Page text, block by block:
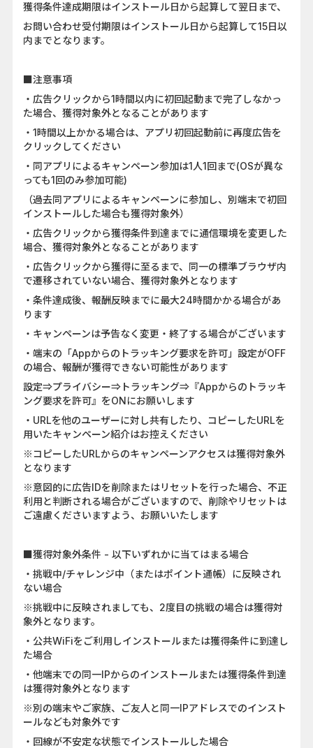
獲得条件達成期限はインストール日から起算して翌日まで、
お問い合わせ受付期限はインストール日から起算して15日以
内までとなります。
■注意事項
・広告クリックから1時間以内に初回起動まで完了しなかっ
た場合、獲得対象外となることがあります
・1時間以上かかる場合は、アプリ初回起動前に再度広告を
クリックしてください
・同アプリによるキャンペーン参加は1人1回まで(OSが異な
っても1回のみ参加可能)
（過去同アプリによるキャンペーンに参加し、別端末で初回
インストールした場合も獲得対象外）
・広告クリックから獲得条件到達までに通信環境を変更した
場合、獲得対象外となることがあります
・広告クリックから獲得に至るまで、同一の標準ブラウザ内
で遷移されていない場合、獲得対象外となります
・条件達成後、報酬反映までに最大24時間かかる場合があ
ります
・キャンペーンは予告なく変更・終了する場合がございます
・端末の「Appからのトラッキング要求を許可」設定がOFF
の場合、報酬が獲得できない可能性があります
設定⇒プライバシー⇒トラッキング⇒『Appからのトラッキ
ング要求を許可』をONにお願いします
・URLを他のユーザーに対し共有したり、コピーしたURLを
用いたキャンペーン紹介はお控えください
※コピーしたURLからのキャンペーンアクセスは獲得対象外
となります
※意図的に広告IDを削除またはリセットを行った場合、不正
利用と判断される場合がございますので、削除やリセットは
ご遠慮くださいますよう、お願いいたします
■獲得対象外条件 - 以下いずれかに当てはまる場合
・挑戦中/チャレンジ中（またはポイント通帳）に反映され
ない場合
※挑戦中に反映されましても、2度目の挑戦の場合は獲得対
象外となります。
・公共WiFiをご利用しインストールまたは獲得条件に到達し
た場合
・他端末での同一IPからのインストールまたは獲得条件到達
は獲得対象外となります
※別の端末やご家族、ご友人と同一IPアドレスでのインスト
ールなども対象外です
・回線が不安定な状態でインストールした場合